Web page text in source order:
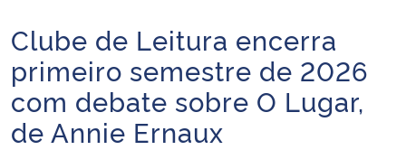
Ministério da Infraestrutura
Ministério da Agricultura, Pecuária e Abastecimento
Ministério da Educação
Início do conteúdo
Clube de Leitura encerra
primeiro semestre de 2026
com debate sobre O Lugar,
de Annie Ernaux